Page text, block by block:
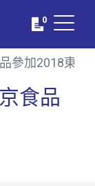
0
參加2018東京
食品